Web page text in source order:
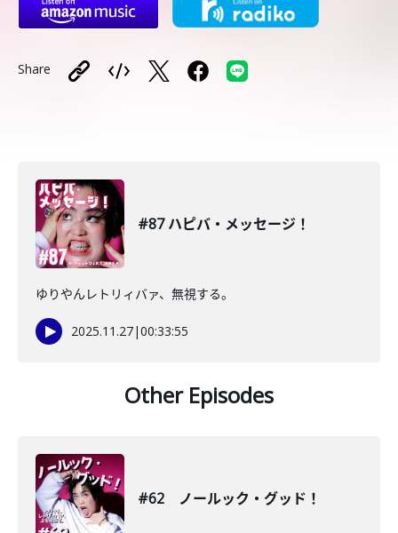
Share
#87 ハピバ・メッセージ！
ゆりやんレトリィバァ、無視する。
2025.11.27|00:33:55
Other Episodes
#62 ノールック・グッド！